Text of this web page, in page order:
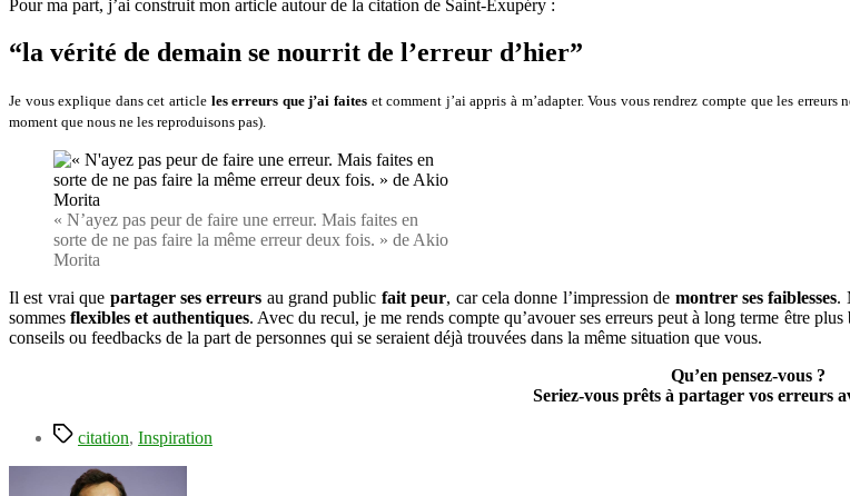
Pour ma part, j’ai construit mon article autour de la citation de Saint-Exupéry :
“la vérité de demain se nourrit de l’erreur d’hier”
Je vous explique dans cet article les erreurs que j’ai faiteset comment j’ai appris à m’adapter. Vous vous rendrez compte que les
moment que nous ne les reproduisons pas).
« N’ayez pas peur de faire une erreur. Mais faites en
sorte de ne pas faire la même erreur deux fois. » de Akio
Morita
Il est vrai que partager ses erreurs au grand public fait peur, car cela donne l’impression de montrer ses faiblesses.
sommesflexibles et authentiques. Avec du recul, je me rends compte qu’avouer ses erreurs peut à long terme être
conseils ou feedbacks de la part de personnes qui se seraient déjà trouvées dans la même situation que vous.
Qu’en pensez-vous ?
Seriez-vous prêts à partager vos erreurs
Étiquettes
citation, Inspiration